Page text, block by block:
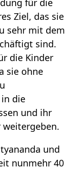
für die
Ziel, das sie
sehr mit dem
sind.
die Kinder
sie ohne
die
und ihr
weitergeben.
und
nunmehr 40